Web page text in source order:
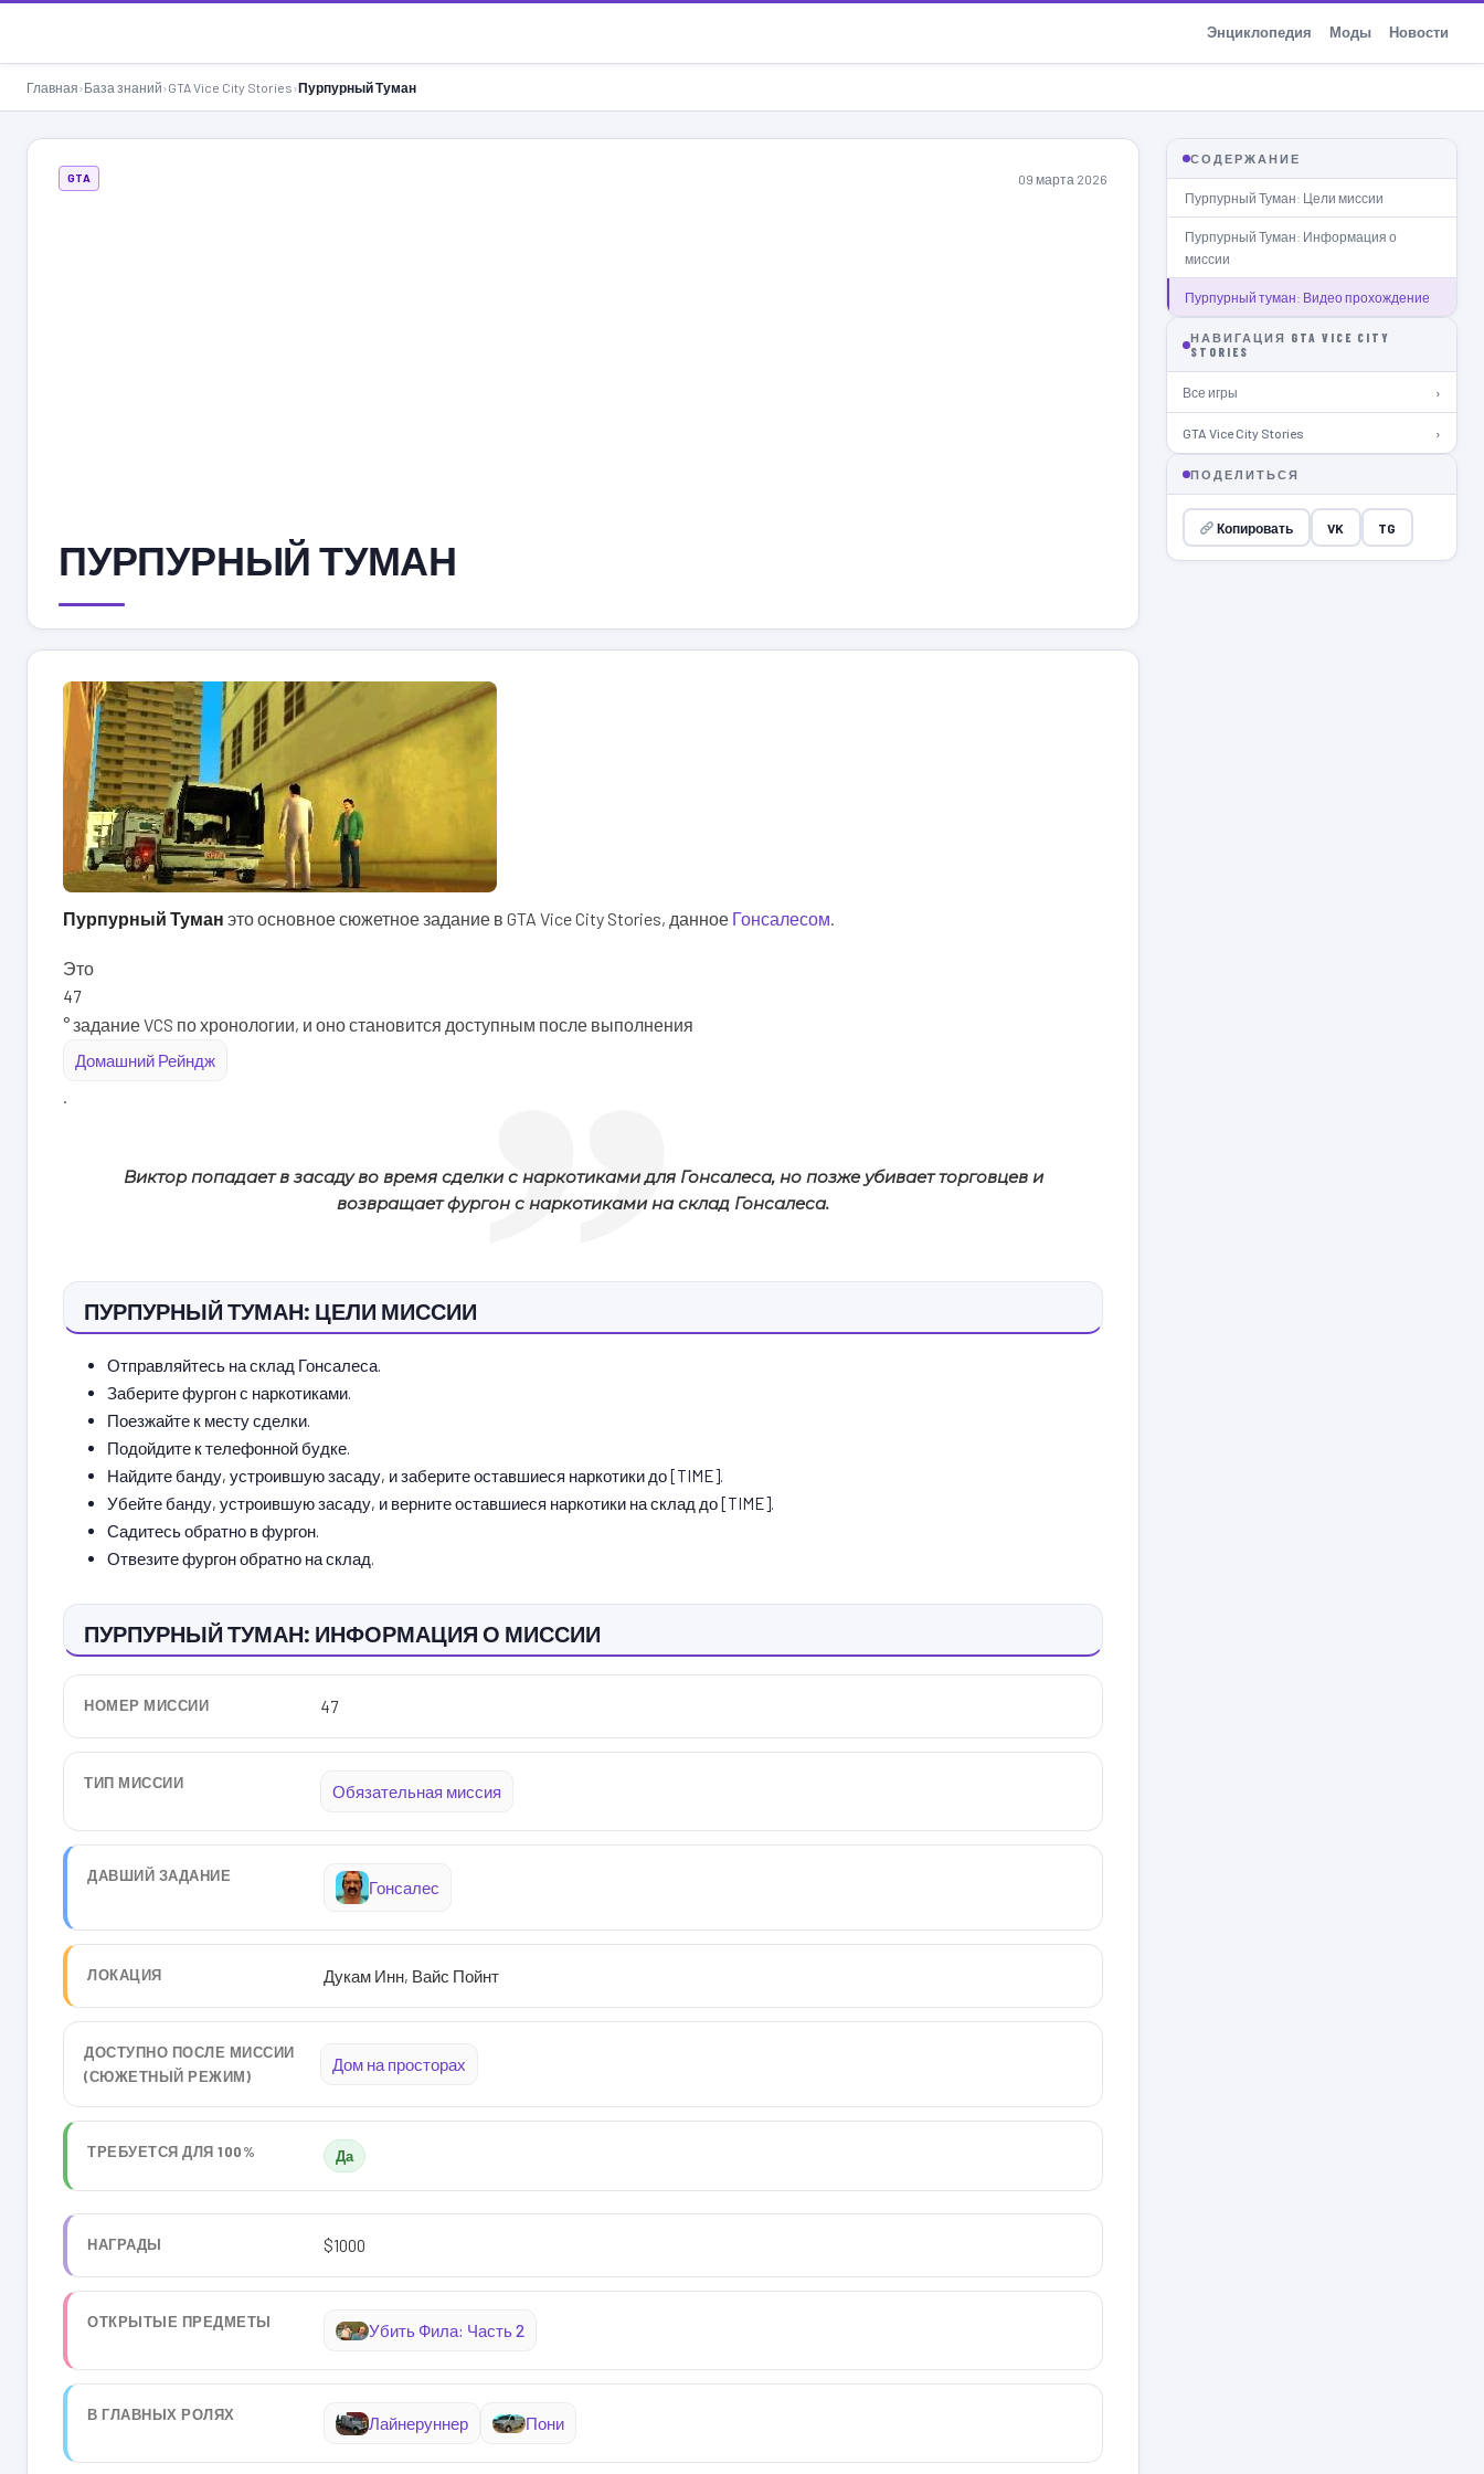
Энциклопедия Моды Новости
Главная›База знаний›GTA Vice City Stories›Пурпурный Туман
GTA 09 марта 2026
ПУРПУРНЫЙ ТУМАН
Пурпурный Туман это основное сюжетное задание в GTA Vice City Stories, данное Гонсалесом.
Это
47
° задание VCS по хронологии, и оно становится доступным после выполнения
Домашний Рейндж
.
Виктор попадает в засаду во время сделки с наркотиками для Гонсалеса, но позже убивает торговцев и
возвращает фургон с наркотиками на склад Гонсалеса.
ПУРПУРНЫЙ ТУМАН: ЦЕЛИ МИССИИ
Отправляйтесь на склад Гонсалеса.
Заберите фургон с наркотиками.
Поезжайте к месту сделки.
Подойдите к телефонной будке.
Найдите банду, устроившую засаду, и заберите оставшиеся наркотики до [TIME].
Убейте банду, устроившую засаду, и верните оставшиеся наркотики на склад до [TIME].
Садитесь обратно в фургон.
Отвезите фургон обратно на склад.
ПУРПУРНЫЙ ТУМАН: ИНФОРМАЦИЯ О МИССИИ
НОМЕР МИССИИ 47
ТИП МИССИИ Обязательная миссия
ДАВШИЙ ЗАДАНИЕ
Гонсалес
ЛОКАЦИЯ Дукам Инн, Вайс Пойнт
ДОСТУПНО ПОСЛЕ МИССИИ
(СЮЖЕТНЫЙ РЕЖИМ)
Дом на просторах
ТРЕБУЕТСЯ ДЛЯ 100% Да
НАГРАДЫ $1000
ОТКРЫТЫЕ ПРЕДМЕТЫ Убить Фила: Часть 2
В ГЛАВНЫХ РОЛЯХ Лайнеруннер Пони
СОДЕРЖАНИЕ
Пурпурный Туман: Цели миссии
Пурпурный Туман: Информация о
миссии
Пурпурный туман: Видео прохождение
НАВИГАЦИЯ GTA VICE CITY
STORIES
Все игры ›
GTA Vice City Stories ›
ПОДЕЛИТЬСЯ
Копировать VK TG